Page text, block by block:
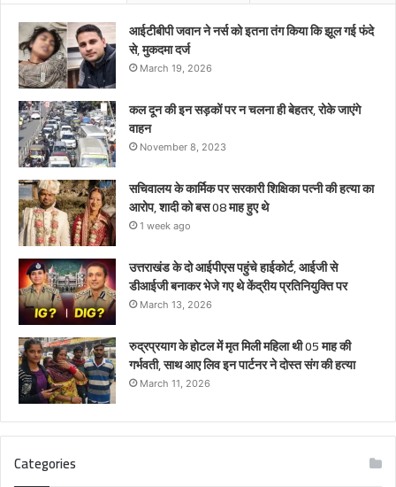
प्रतिनियुक्ति
आईटीबीपी जवान ने नर्स को इतना तंग किया कि झूल गई फंदे
से, मुकदमा दर्ज
March 19, 2026
कल दून की इन सड़कों पर न चलना ही बेहतर, रोके जाएंगे
वाहन
November 8, 2023
सचिवालय के कार्मिक पर सरकारी शिक्षिका पत्नी की हत्या का
आरोप, शादी को बस 08 माह हुए थे
1 week ago
उत्तराखंड के दो आईपीएस पहुंचे हाईकोर्ट, आईजी से
डीआईजी बनाकर भेजे गए थे केंद्रीय प्रतिनियुक्ति पर
March 13, 2026
रुद्रप्रयाग के होटल में मृत मिली महिला थी 05 माह की
गर्भवती, साथ आए लिव इन पार्टनर ने दोस्त संग की हत्या
March 11, 2026
Categories